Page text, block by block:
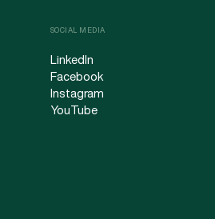
SOCIAL MEDIA
LinkedIn
Facebook
Instagram
YouTube